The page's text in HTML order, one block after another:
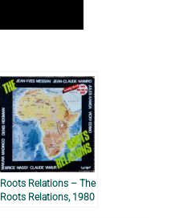
Roots Relations – The
Roots Relations, 1980